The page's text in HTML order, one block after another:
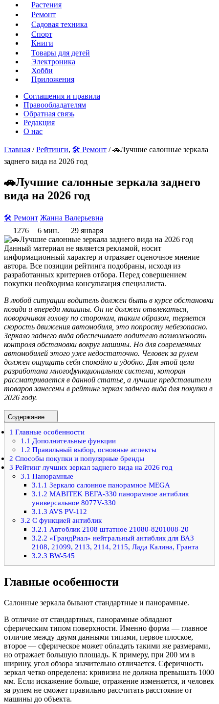
Растения
Ремонт
Садовая техника
Спорт
Книги
Товары для детей
Электроника
Хобби
Приложения
Соглашения и правила
Правообладателям
Обратная связь
Редакция
О нас
Главная /Рейтинги, 🛠️ Ремонт / 🚗Лучшие салонные зеркала
заднего вида на 2026 год
🚗Лучшие салонные зеркала заднего
вида на 2026 год
🛠️ Ремонт Жанна Валерьевна
1276
6 мин. 29 января
Данный материал не является рекламой, носит
информационный характер и отражает оценочное мнение
автора. Все позиции рейтинга подобраны, исходя из
разработанных критериев отбора. Перед совершением
покупки необходима консультация специалиста.
В любой ситуации водитель должен быть в курсе обстановки
позади и впереди машины. Он не должен отвлекаться,
поворачивая голову по сторонам, таким образом, теряется
скорость движения автомобиля, это попросту небезопасно.
Зеркало заднего вида обеспечивает водителю возможность
контроля обстановки вокруг машины. Но для современных
автомобилей этого уже недостаточно. Человек за рулем
должен ощущать себя спокойно и удобно. Для этой цели
разработана многофункциональная система, которая
рассматривается в данной статье, а лучшие представители
товаров занесены в рейтинг зеркал заднего вида для покупки в
2026 году.
Содержание
1 Главные особенности
1.1 Дополнительные функции
1.2 Правильный выбор, основные аспекты
2 Способы покупки и популярные бренды
3 Рейтинг лучших зеркал заднего вида на 2026 год
3.1 Панорамные
3.1.1 Зеркало салонное панорамное MEGA
3.1.2 MABITEK ВЕГА-330 панорамное антиблик
универсальное 8077V-330
3.1.3 AVS PV-112
3.2 С функцией антиблик
3.2.1 Автоблик 2108 штатное 21080-8201008-20
3.2.2 «ГрандРиал» нейтральный антиблик для ВАЗ
2108, 21099, 2113, 2114, 2115, Лада Калина, Гранта
3.2.3 BW-545
Главные особенности
Салонные зеркала бывают стандартные и панорамные.
В отличие от стандартных, панорамные обладают
сферическим типом поверхности. Именно форма — главное
отличие между двумя данными типами, первое плоское,
второе — сферическое может обладать такими же размерами,
но отражает большую площадь. К примеру, при 200 мм в
ширину, угол обзора значительно отличается. Сферичность
зеркал четко определена: кривизна не должна превышать 1000
мм. Если искажение больше, отражение изменяется, и человек
за рулем не сможет правильно рассчитать расстояние от
машины до объекта.